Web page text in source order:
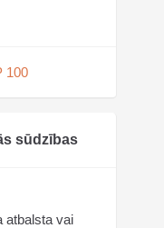
100
sūdzības
atbalsta vai